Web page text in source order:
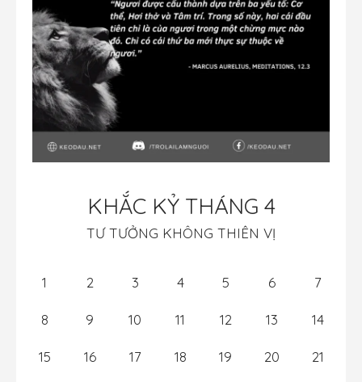
KHẮC KỶ THÁNG 4
TƯ TƯỞNG KHÔNG THIÊN VỊ
1 2 3 4 5 6 7
8 9 10 11 12 13 14
15 16 17 18 19 20 21